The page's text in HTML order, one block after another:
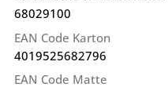
68029100
EAN Code Karton
4019525682796
EAN Code Matte